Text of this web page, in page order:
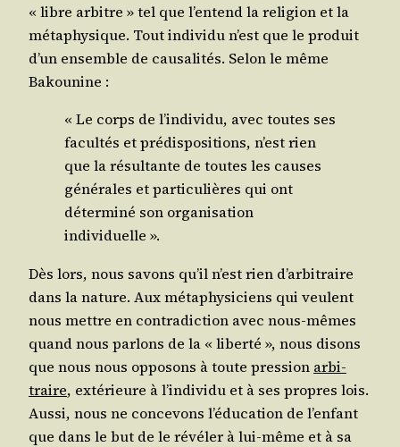
« libre arbitre » tel que l’en­tend la reli­gion et la
méta­phy­sique. Tout indi­vi­du n’est que le pro­duit
d’un ensemble de cau­sa­li­tés. Selon le même
Bakounine :
« Le corps de l’in­di­vi­du, avec toutes ses
facul­tés et pré­dis­po­si­tions, n’est rien
que la résul­tante de toutes les causes
géné­rales et par­ti­cu­lières qui ont
déter­mi­né son orga­ni­sa­tion
individuelle ».
Dès lors, nous savons qu’il n’est rien d’ar­bi­traire
dans la nature. Aux méta­phy­si­ciens qui veulent
nous mettre en contra­dic­tion avec nous-mêmes
quand nous par­lons de la « liber­té », nous disons
que nous nous oppo­sons à toute pres­sion arbi­
traire, exté­rieure à l’in­di­vi­du et à ses propres lois.
Aus­si, nous ne conce­vons l’é­du­ca­tion de l’en­fant
que dans le but de le révé­ler à lui-même et à sa